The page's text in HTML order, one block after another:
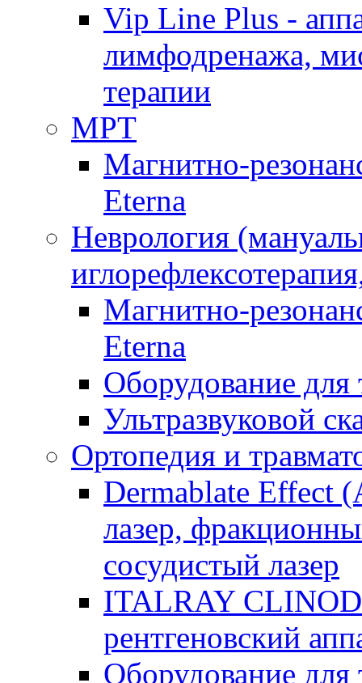
Vip Line Plus -
лимфодренажа,
терапии
МРТ
Магнитно-
Eterna
Неврология
Магнитно-
Eterna
Оборудование
Ультразвуковой
Ортопедия и
Dermablate Effect
лазер,
сосудистый лазер
ITALRAY
рентгеновский
Оборудование